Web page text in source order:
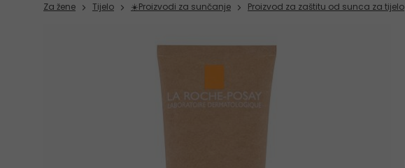
Za žene Tijelo ☀️Proizvodi za sunčanje Proizvod za zaštitu od sunca za tijelo